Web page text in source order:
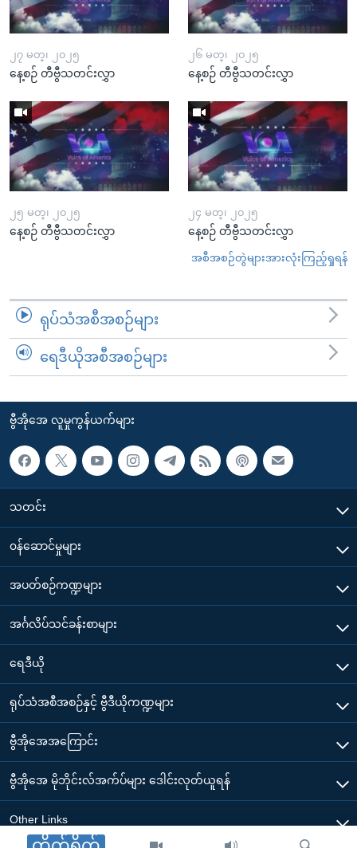
၂၇ မတ္၊ ၂၀၂၅
နေ့စဉ် တီဗွီသတင်းလွှာ
၂၆ မတ္၊ ၂၀၂၅
နေ့စဉ် တီဗွီသတင်းလွှာ
၂၅ မတ္၊ ၂၀၂၅
နေ့စဉ် တီဗွီသတင်းလွှာ
၂၄ မတ္၊ ၂၀၂၅
နေ့စဉ် တီဗွီသတင်းလွှာ
အစီအစဉ်တွဲများအားလုံးကြည့်ရှုရန်
ရုပ်သံအစီအစဉ်များ
ရေဒီယိုအစီအစဉ်များ
ဗွီအိုအေ လူမှုကွန်ယက်များ
သတင်း
၀န်ဆောင်မှုများ
အပတ်စဉ်ကဏ္ဍများ
အင်္ဂလိပ်သင်ခန်းစာများ
ရေဒီယို
ရုပ်သံအစီအစဉ်နှင့် ဗွီဒီယိုကဏ္ဍများ
ဗွီအိုအေအကြောင်း
ဗွီအိုအေ မိုဘိုင်းလ်အက်ပ်များ ဒေါင်းလုတ်ယူရန်
Other Links